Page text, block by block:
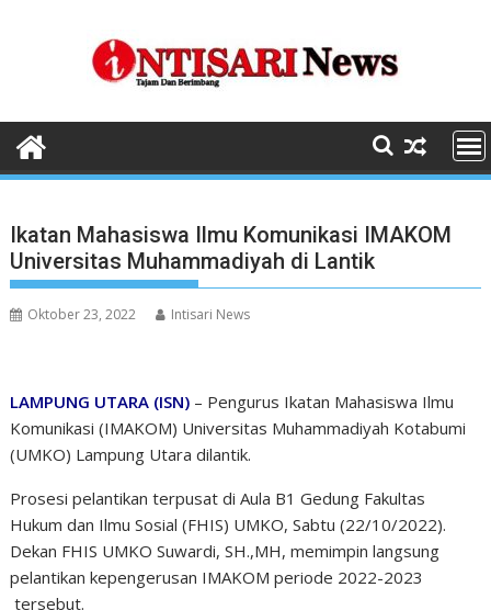
Ikatan Mahasiswa Ilmu Komunikasi IMAKOM
Universitas Muhammadiyah di Lantik
Oktober 23, 2022 Intisari News
LAMPUNG UTARA (ISN) – Pengurus Ikatan Mahasiswa Ilmu
Komunikasi (IMAKOM) Universitas Muhammadiyah Kotabumi
(UMKO) Lampung Utara dilantik.
Prosesi pelantikan terpusat di Aula B1 Gedung Fakultas
Hukum dan Ilmu Sosial (FHIS) UMKO, Sabtu (22/10/2022).
Dekan FHIS UMKO Suwardi, SH.,MH, memimpin langsung
pelantikan kepengerusan IMAKOM periode 2022-2023
tersebut.